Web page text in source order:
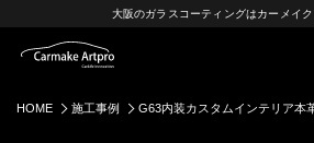
大阪のガラスコーティングはカーメイ
HOME 施工事例 G63内装カスタムインテリア本